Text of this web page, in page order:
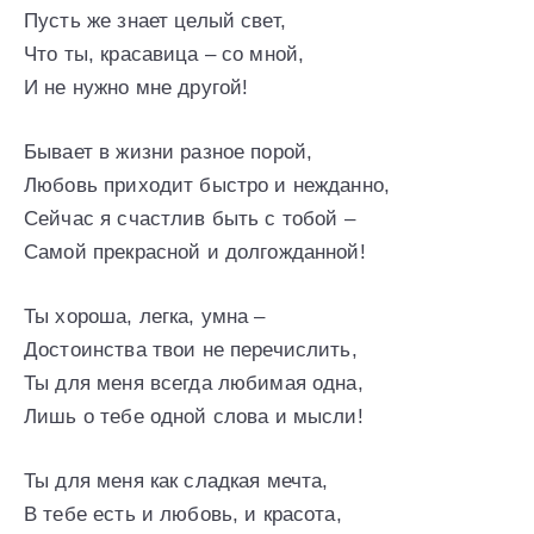
Пусть же знает целый свет,
Что ты, красавица – со мной,
И не нужно мне другой!
Бывает в жизни разное порой,
Любовь приходит быстро и нежданно,
Сейчас я счастлив быть с тобой –
Самой прекрасной и долгожданной!
Ты хороша, легка, умна –
Достоинства твои не перечислить,
Ты для меня всегда любимая одна,
Лишь о тебе одной слова и мысли!
Ты для меня как сладкая мечта,
В тебе есть и любовь, и красота,